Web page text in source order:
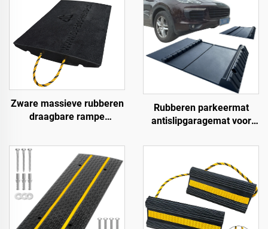
Zware massieve rubberen
draagbare rampe
toegangsweg product voor
betere toegang tot wegen
Rubberen parkeermat
antislipgaragemat voor
SUV/vrachtwagens/